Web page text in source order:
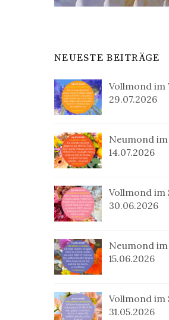
NEUESTE BEITRÄGE
Vollmond im
29.07.2026
Neumond
14.07.2026
Vollmond im
30.06.2026
Neumond
15.06.2026
Vollmond im
31.05.2026